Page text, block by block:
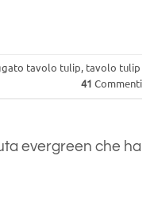
tavolo tulip, tavolo tulip
41 Commenti
evergreen che ha